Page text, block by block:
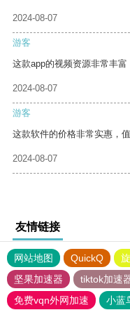
2024-08-07
游客
这款app的视频资源非常丰富
2024-08-07
游客
这款软件的价格非常实惠，值
2024-08-07
友情链接
网站地图 QuickQ
坚果加速器
tiktok加速
免费vqn外网加速
小蓝